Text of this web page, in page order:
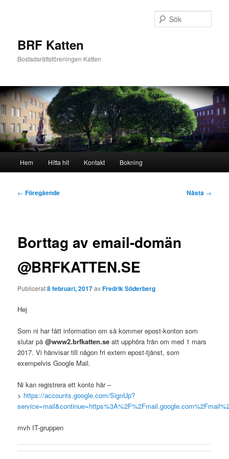
BRF Katten
Bostadsrättsföreningen Katten
Hem Hitta hit Kontakt Bokning
Inläggsnavigering
← Föregående Nästa →
Borttag av email-domän
@BRFKATTEN.SE
Publicerat8 februari, 2017avFredrik Söderberg
Hej
Som ni har fått information om så kommer epost-konton som
slutar på@www2.brfkatten.se att upphöra från om med 1 mars
2017. Vi hänvisar till någon fri extern epost-tjänst, som
exempelvis Google Mail.
Ni kan registrera ett konto här –
> https://accounts.google.com/SignUp?
mvh IT-gruppen